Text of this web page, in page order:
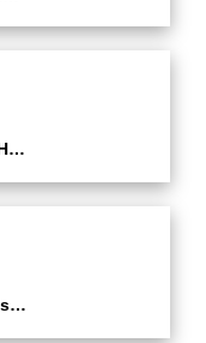
Siang Tadi Camat Batuceper Ibu Hj. Katrina Iswandari, Monitoring Kesiapan Kegiatan Projects Galeri Pelangi Di Kampung Jimpitan KB Rw 03 Kelurahan Batujaya Dan Di Wilayah Rw 08 Kelurahan Batuceper Kecamatan Batuceper Kota Tangerang
Camat Batuceper Ibu Hj. Katrina Iswandari, Sekcam Batuceper, Lurah Se-Kecamatan Batuceper, Kasi Se-Kecamatan Batuceper Dan Seluruh Pegawai Kecamatan Batuceper Mengahdiri Penutupan MTQ XXII Tingkat Kota Tangerang Di Tangerang Convention Center Kecamatan Ka